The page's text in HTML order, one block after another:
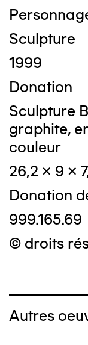
Sculpture
1999
Donation
Sculpture
graphite,
couleur
26,2 x 9 x
Donation
999.165.69
© droits
Autres